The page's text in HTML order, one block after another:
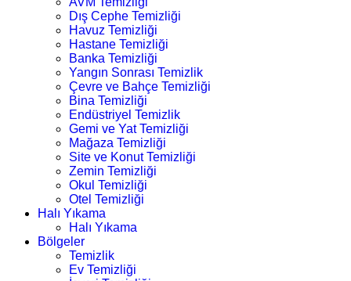
Dış Cephe Temizliği
Havuz Temizliği
Hastane Temizliği
Banka Temizliği
Yangın Sonrası Temizlik
Çevre ve Bahçe Temizliği
Bina Temizliği
Endüstriyel Temizlik
Gemi ve Yat Temizliği
Mağaza Temizliği
Site ve Konut Temizliği
Zemin Temizliği
Okul Temizliği
Otel Temizliği
Halı Yıkama
Halı Yıkama
Bölgeler
Temizlik
Ev Temizliği